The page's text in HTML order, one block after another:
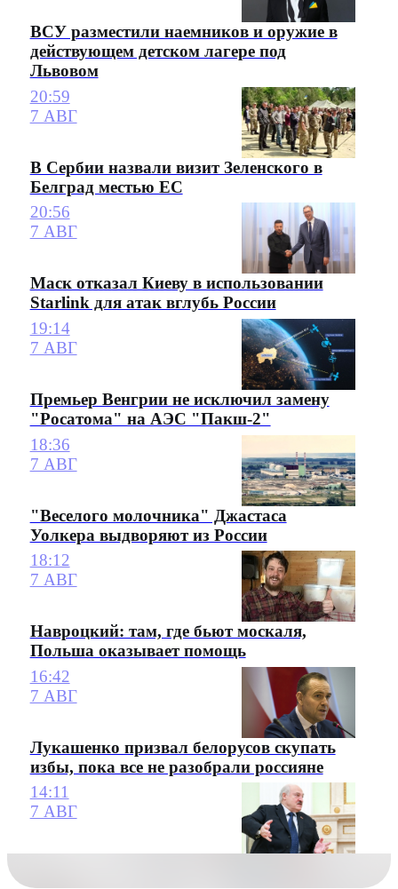
ВСУ разместили наемников и оружие в
действующем детском лагере под
Львовом
20:59
7 АВГ
В Сербии назвали визит Зеленского в
Белград местью ЕС
20:56
7 АВГ
Маск отказал Киеву в использовании
Starlink для атак вглубь России
19:14
7 АВГ
Премьер Венгрии не исключил замену
"Росатома" на АЭС "Пакш-2"
18:36
7 АВГ
"Веселого молочника" Джастаса
Уолкера выдворяют из России
18:12
7 АВГ
Навроцкий: там, где бьют москаля,
Польша оказывает помощь
16:42
7 АВГ
Лукашенко призвал белорусов скупать
избы, пока все не разобрали россияне
14:11
7 АВГ